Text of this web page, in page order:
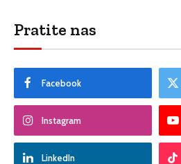
Pratite nas
Facebook
Instagram
LinkedIn